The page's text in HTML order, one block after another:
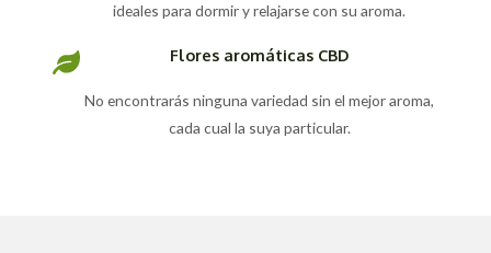
ideales para dormir y relajarse con su aroma.
Flores aromáticas CBD
No encontrarás ninguna variedad sin el mejor aroma,
cada cual la suya particular.